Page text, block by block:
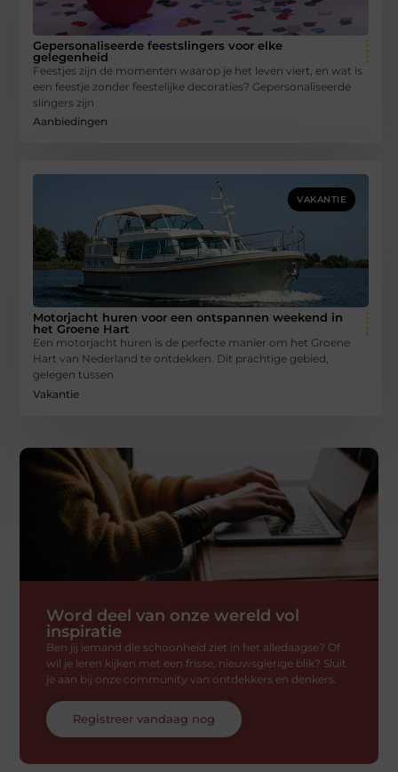
Gepersonaliseerde feestslingers voor elke
gelegenheid
Feestjes zijn de momenten waarop je het leven viert, en wat is
een feestje zonder feestelijke decoraties? Gepersonaliseerde
slingers zijn
Aanbiedingen
VAKANTIE
Motorjacht huren voor een ontspannen weekend in
het Groene Hart
Een motorjacht huren is de perfecte manier om het Groene
Hart van Nederland te ontdekken. Dit prachtige gebied,
gelegen tussen
Vakantie
Word deel van onze wereld vol
inspiratie
Ben jij iemand die schoonheid ziet in het alledaagse? Of
wil je leren kijken met een frisse, nieuwsgierige blik? Sluit
je aan bij onze community van ontdekkers en denkers.
Registreer vandaag nog